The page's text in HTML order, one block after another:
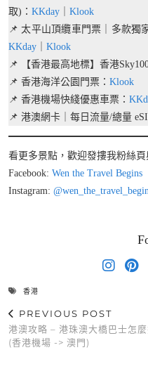
取)： KKday
Klook
📌 太平山頂纜車門票｜多款獨
KKday
Klook
📌 【香港最高地標】香港
📌 香港海洋公園門票： Klook
📌 香港機場快綫優惠車票：
📌 港澳網卡｜每日流量/總量
看更多景點，歡迎發摟我粉絲頁
Facebook: Wen the Travel Begins
Instagram:
香港
PREVIOUS POST
港澳攻略 – 港珠澳大橋巴士怎
(香港機場 -> 澳門)